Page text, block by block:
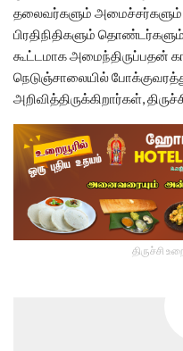
தலைவர்களும் அமைச்சர்களும்
பிரதிநிதிகளும்
கூட்டமாக அமைந்திருப்பதன்
நெடுஞ்சாலையில்
அறிவித்திருக்கிறார்கள்,
திருச்சி